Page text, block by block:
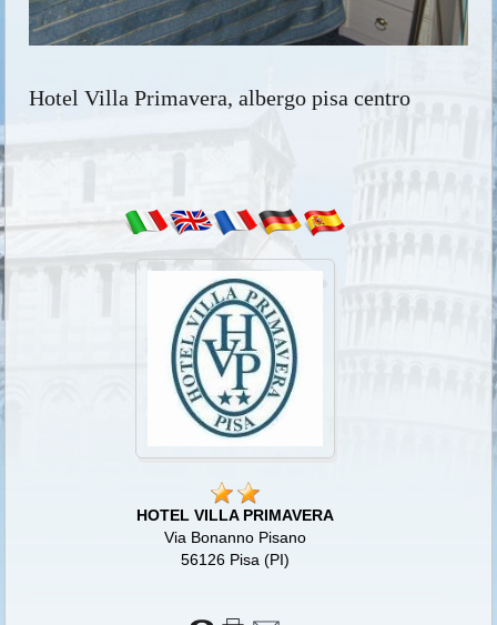
Hotel Villa Primavera, albergo pisa centro
HOTEL VILLA PRIMAVERA
Via Bonanno Pisano
56126 Pisa (PI)